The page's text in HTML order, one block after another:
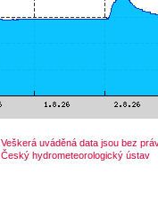
Veškerá uváděná data jsou bez
Český hydrometeorologický ústav